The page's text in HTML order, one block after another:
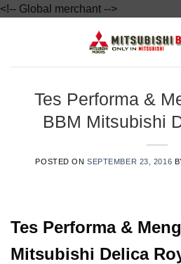
<!-- Global merchant -->
Tes Performa &
BBM Mitsubishi
POSTED ONSEPTEMBER 23, 2016
Tes Performa &
Mitsubishi Delica